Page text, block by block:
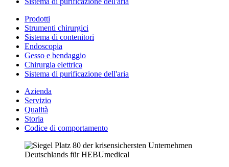
Prodotti
Strumenti chirurgici
Sistema di contenitori
Endoscopia
Gesso e bendaggio
Chirurgia elettrica
Sistema di purificazione dell'aria
Azienda
Servizio
Qualità
Storia
Codice di comportamento